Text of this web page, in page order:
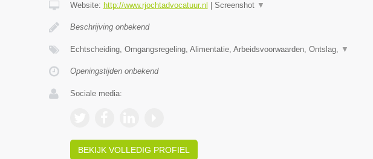
Website: http://www.rjochtadvocatuur.nl Screenshot ▼
Beschrijving onbekend
Echtscheiding, Omgangsregeling, Alimentatie, Arbeidsvoorwaarden, Ontslag, ▼
Openingstijden onbekend
Sociale media:
BEKIJK VOLLEDIG PROFIEL